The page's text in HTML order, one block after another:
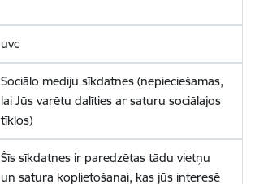
uvc
Sociālo mediju sīkdatnes (nepieciešamas,
lai Jūs varētu dalīties ar saturu sociālajos
tīklos)
Šīs sīkdatnes ir paredzētas tādu vietņu
un satura koplietošanai, kas jūs interesē